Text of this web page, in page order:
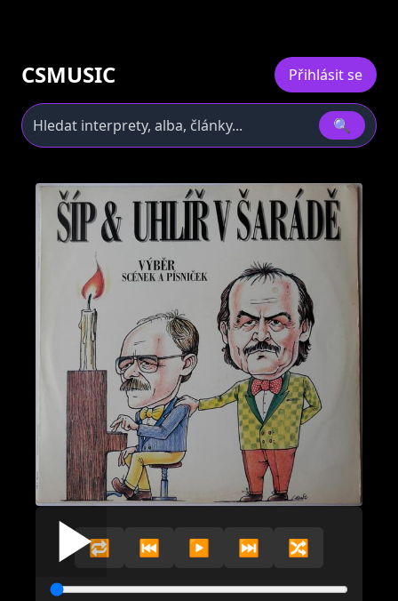
CSMUSIC Přihlásit se
🔍
🔁 ⏮️ ▶️ ⏭️ 🔀